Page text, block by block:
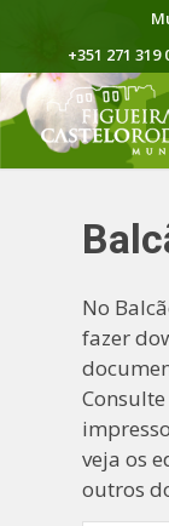
+351 271
No
fazer
veja os
outros